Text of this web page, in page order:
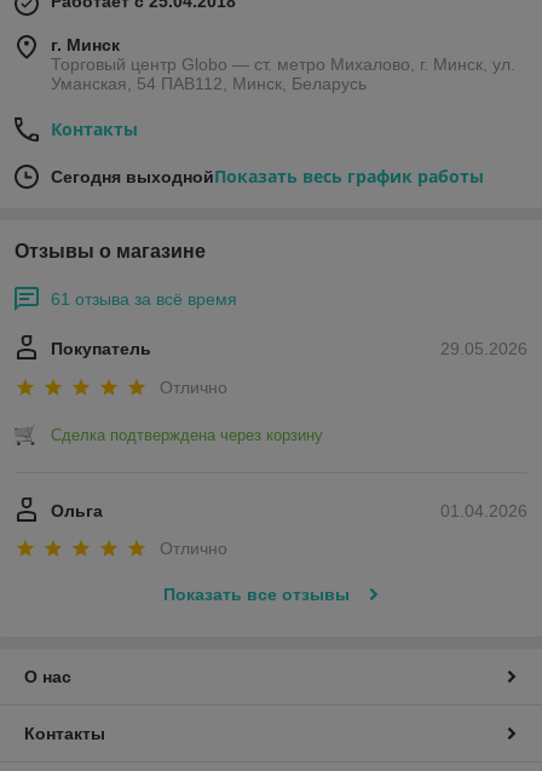
г. Минск
Торговый центр Globo — ст. метро Михалово, г. Минск, ул.
Уманская, 54 ПАВ112, Минск, Беларусь
Контакты
Сегодня выходнойПоказать весь график работы
Отзывы о магазине
61 отзыва за всё время
29.05.2026
Покупатель
Отлично
Сделка подтверждена через корзину
01.04.2026
Ольга
Отлично
Показать все отзывы
О нас
Контакты